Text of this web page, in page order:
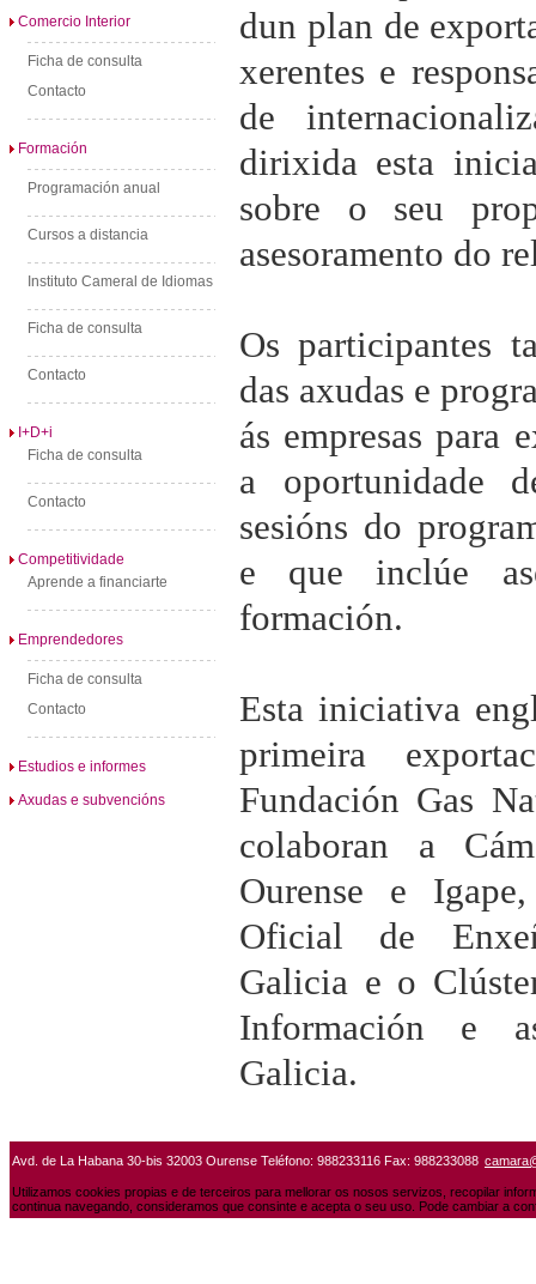
Comercio Interior
Ficha de consulta
Contacto
Formación
Programación anual
Cursos a distancia
Instituto Cameral de Idiomas
Ficha de consulta
Contacto
I+D+i
Ficha de consulta
Contacto
Competitividade
Aprende a financiarte
Emprendedores
Ficha de consulta
Contacto
Estudios e informes
Axudas e subvencións
dun plan de
xerentes e
de
dirixida esta
sobre o seu
asesoramento do
Os participantes
das axudas e
ás empresas para
a oportunidade
sesións do
e que inclúe
formación.
Esta iniciativa
primeira
Fundación Gas
colaboran a
Ourense e
Oficial de
Galicia e o
Información e
Galicia.
Avd. de La Habana 30-bis 32003 Ourense Teléfono: 988233116 Fax: 988233088
Utilizamos cookies propias e de terceiros para mellorar os nosos servizos, recopilar
continua navegando, consideramos que consinte e acepta o seu uso. Pode cambiar a